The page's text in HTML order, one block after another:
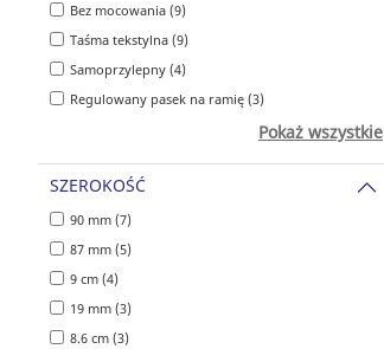
Bez mocowania (9)
Taśma tekstylna (9)
Samoprzylepny (4)
Regulowany pasek na ramię (3)
Pokaż wszystkie
SZEROKOŚĆ
90 mm (7)
87 mm (5)
9 cm (4)
19 mm (3)
8.6 cm (3)